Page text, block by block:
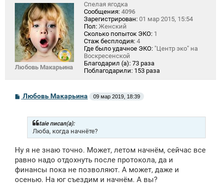
Любовь Макарьина
Спелая ягодка
Сообщения: 4096
Зарегистрирован: 01 мар 2015, 15:54
Пол: Женский
Сколько попыток ЭКО: 1
Стаж бесплодия: 4
Где было удачное ЭКО: "Центр эко" на
Воскресенской
Благодарил (а): 73 раза
Поблагодарили: 153 раза
С
е
Любовь Макарьина 09 мар 2019, 18:39
taie писал(а):
Люба, когда начнёте?
Ну я не знаю точно. Может, летом начнём, сейчас все
равно надо отдохнуть после протокола, да и
финансы пока не позволяют. А может, даже и
осенью. На юг съездим и начнём. А вы?